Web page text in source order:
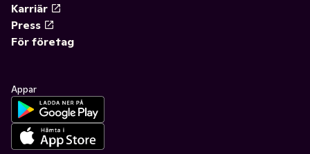
Karriär
Press
För företag
Appar